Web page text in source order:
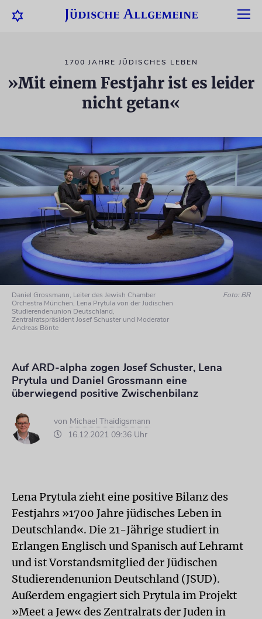
1700 JAHRE JÜDISCHES LEBEN
»Mit einem Festjahr ist es leider
nicht getan«
Daniel Grossmann, Leiter des Jewish Chamber
Orchestra München, Lena Prytula von der Jüdischen
Studierendenunion Deutschland,
Zentralratspräsident Josef Schuster und Moderator
Andreas Bönte
Foto: BR
Auf ARD-alpha zogen Josef Schuster, Lena
Prytula und Daniel Grossmann eine
überwiegend positive Zwischenbilanz
von Michael Thaidigsmann
16.12.2021 09:36 Uhr
Lena Prytula zieht eine positive Bilanz des
Festjahrs »1700 Jahre jüdisches Leben in
Deutschland«. Die 21-Jährige studiert in
Erlangen Englisch und Spanisch auf Lehramt
und ist Vorstandsmitglied der Jüdischen
Studierendenunion Deutschland (JSUD).
Außerdem engagiert sich Prytula im Projekt
»Meet a Jew« des Zentralrats der Juden in